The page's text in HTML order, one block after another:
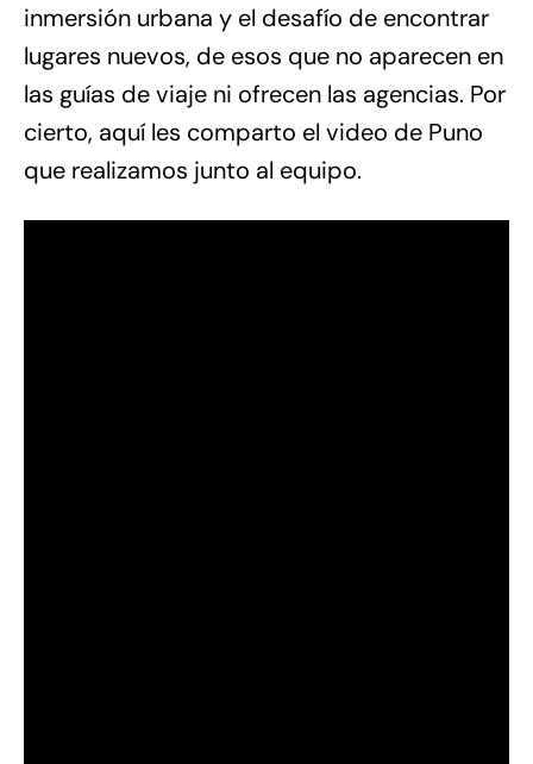
inmersión urbana y el desafío de encontrar
lugares nuevos, de esos que no aparecen en
las guías de viaje ni ofrecen las agencias. Por
cierto, aquí les comparto el video de Puno
que realizamos junto al equipo.